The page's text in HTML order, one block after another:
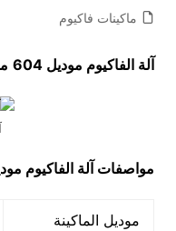
ماكينات فاكيوم
آلة الفاكيوم موديل 604
مواصفات آلة الفاكيوم
موديل الماكينة